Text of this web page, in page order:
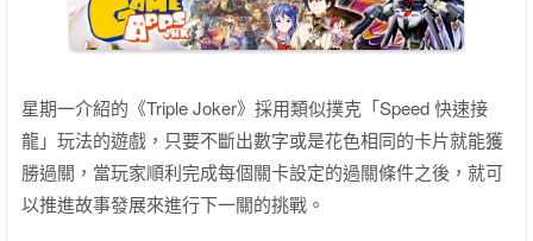
星期一介紹的《Triple Joker》採用類似撲克「Speed 快速接
龍」玩法的遊戲，只要不斷出數字或是花色相同的卡片就能獲
勝過關，當玩家順利完成每個關卡設定的過關條件之後，就可
以推進故事發展來進行下一關的挑戰。